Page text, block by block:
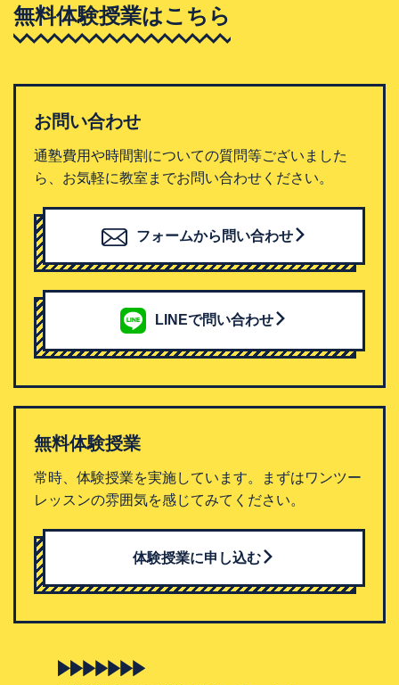
無料体験授業はこちら
お問い合わせ
通塾費用や時間割についての質問等ございました
ら、お気軽に教室までお問い合わせください。
フォームから問い合わせ
LINEで問い合わせ
無料体験授業
常時、体験授業を実施しています。まずはワンツー
レッスンの雰囲気を感じてみてください。
体験授業に申し込む